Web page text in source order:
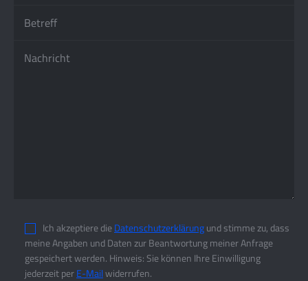
Ich akzeptiere dieDatenschutzerklärungund stimme zu, dass
meine Angaben und Daten zur Beantwortung meiner Anfrage
gespeichert werden. Hinweis: Sie können Ihre Einwilligung
jederzeit perE-Mailwiderrufen.